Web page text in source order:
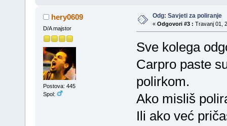
hery0609
D/A majstor
Postova: 445
Spol:
Odg: Savjeti za poliranje
« Odgovori #3 : Travanj 01,
Sve kolega
Carpro paste
polirkom.
Ako misliš
Ili ako već